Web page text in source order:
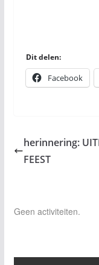
Dit delen:
Facebook
herinnering:
FEEST
Geen activiteiten.